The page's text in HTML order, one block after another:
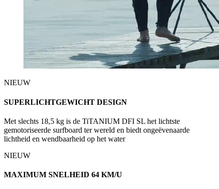
NIEUW
SUPERLICHTGEWICHT DESIGN
Met slechts 18,5 kg is de TiTANIUM DFI SL het lichtste
gemotoriseerde surfboard ter wereld en biedt ongeëvenaarde
lichtheid en wendbaarheid op het water
NIEUW
MAXIMUM SNELHEID 64 KM/U